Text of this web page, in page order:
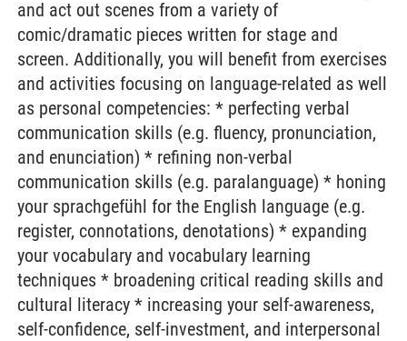
and act out scenes from a variety of
comic/dramatic pieces written for stage and
screen. Additionally, you will benefit from exercises
and activities focusing on language-related as well
as personal competencies: * perfecting verbal
communication skills (e.g. fluency, pronunciation,
and enunciation) * refining non-verbal
communication skills (e.g. paralanguage) * honing
your sprachgefühl for the English language (e.g.
register, connotations, denotations) * expanding
your vocabulary and vocabulary learning
techniques * broadening critical reading skills and
cultural literacy * increasing your self-awareness,
self-confidence, self-investment, and interpersonal